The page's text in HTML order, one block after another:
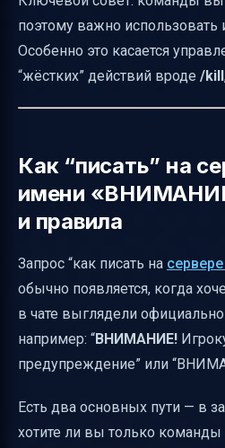
поэтому важно использовать
Особенно это касается
“жёстких” действий вроде /kill
Как “писать” на
имени
и правила
Запрос “как писать на
обычно появляется, когда
в чате выглядели
например: “ВНИМАНИЕ!
предупреждение” или
Есть два основных пути — в
хотите ли вы только